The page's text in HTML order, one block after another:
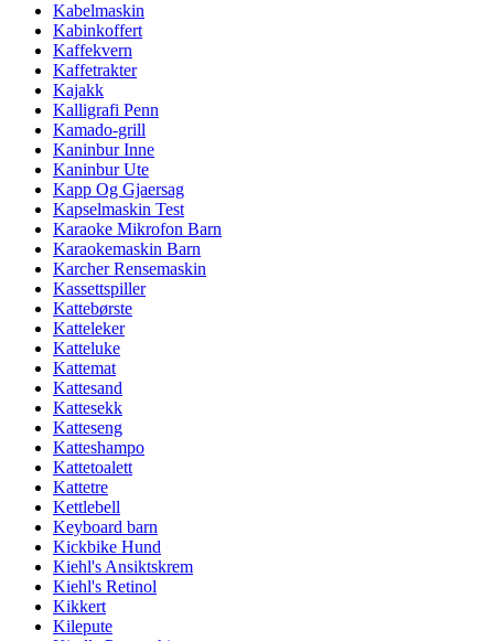
Kabelmaskin
Kabinkoffert
Kaffekvern
Kaffetrakter
Kajakk
Kalligrafi Penn
Kamado-grill
Kaninbur Inne
Kaninbur Ute
Kapp Og Gjaersag
Kapselmaskin Test
Karaoke Mikrofon Barn
Karaokemaskin Barn
Karcher Rensemaskin
Kassettspiller
Kattebørste
Katteleker
Katteluke
Kattemat
Kattesand
Kattesekk
Katteseng
Katteshampo
Kattetoalett
Kattetre
Kettlebell
Keyboard barn
Kickbike Hund
Kiehl's Ansiktskrem
Kiehl's Retinol
Kikkert
Kilepute